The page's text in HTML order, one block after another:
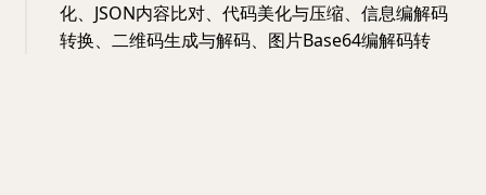
化、JSON内容比对、代码美化与压缩、信息编解码
转换、二维码生成与解码、图片Base64编解码转